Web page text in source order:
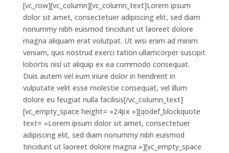
[vc_row][vc_column][vc_column_text]Lorem ipsum
dolor sit amet, consectetuer adipiscing elit, sed diam
nonummy nibh euismod tincidunt ut laoreet dolore
magna aliquam erat volutpat. Ut wisi enim ad minim
veniam, quis nostrud exerci tation ullamcorper suscipit
lobortis nisl ut aliquip ex ea commodo consequat.
Duis autem vel eum iriure dolor in hendrerit in
vulputate velit esse molestie consequat, vel illum
dolore eu feugiat nulla facilisis[/vc_column_text]
[vc_empty_space height= »24px »][qodef_blockquote
text= »Lorem ipsum dolor sit amet, consectetuer
adipiscing elit, sed diam nonummy nibh euismod
tincidunt ut laoreet dolore magna »][vc_empty_space